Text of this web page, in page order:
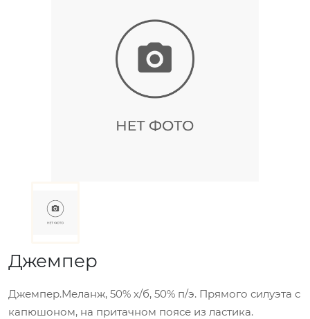
Джемпер
Джемпер.Меланж, 50% х/б, 50% п/э. Прямого силуэта с
капюшоном, на притачном поясе из ластика.